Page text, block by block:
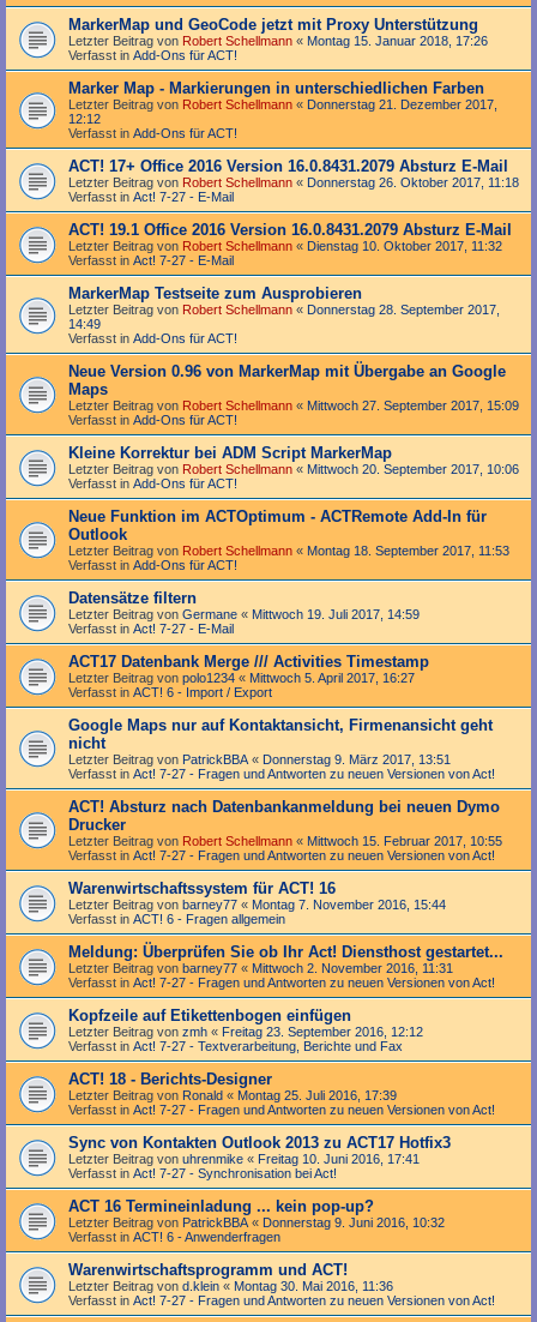
MarkerMap und GeoCode jetzt mit Proxy Unterstützung
Letzter Beitrag von Robert Schellmann « Montag 15. Januar 2018, 17:26
Verfasst in Add-Ons für ACT!
Marker Map - Markierungen in unterschiedlichen Farben
Letzter Beitrag von Robert Schellmann « Donnerstag 21. Dezember 2017,
12:12
Verfasst in Add-Ons für ACT!
ACT! 17+ Office 2016 Version 16.0.8431.2079 Absturz E-Mail
Letzter Beitrag von Robert Schellmann « Donnerstag 26. Oktober 2017, 11:18
Verfasst in Act! 7-27 - E-Mail
ACT! 19.1 Office 2016 Version 16.0.8431.2079 Absturz E-Mail
Letzter Beitrag von Robert Schellmann « Dienstag 10. Oktober 2017, 11:32
Verfasst in Act! 7-27 - E-Mail
MarkerMap Testseite zum Ausprobieren
Letzter Beitrag von Robert Schellmann « Donnerstag 28. September 2017,
14:49
Verfasst in Add-Ons für ACT!
Neue Version 0.96 von MarkerMap mit Übergabe an Google
Maps
Letzter Beitrag von Robert Schellmann « Mittwoch 27. September 2017, 15:09
Verfasst in Add-Ons für ACT!
Kleine Korrektur bei ADM Script MarkerMap
Letzter Beitrag von Robert Schellmann « Mittwoch 20. September 2017, 10:06
Verfasst in Add-Ons für ACT!
Neue Funktion im ACTOptimum - ACTRemote Add-In für
Outlook
Letzter Beitrag von Robert Schellmann « Montag 18. September 2017, 11:53
Verfasst in Add-Ons für ACT!
Datensätze filtern
Letzter Beitrag von Germane « Mittwoch 19. Juli 2017, 14:59
Verfasst in Act! 7-27 - E-Mail
ACT17 Datenbank Merge /// Activities Timestamp
Letzter Beitrag von polo1234 « Mittwoch 5. April 2017, 16:27
Verfasst in ACT! 6 - Import / Export
Google Maps nur auf Kontaktansicht, Firmenansicht geht
nicht
Letzter Beitrag von PatrickBBA « Donnerstag 9. März 2017, 13:51
Verfasst in Act! 7-27 - Fragen und Antworten zu neuen Versionen von Act!
ACT! Absturz nach Datenbankanmeldung bei neuen Dymo
Drucker
Letzter Beitrag von Robert Schellmann « Mittwoch 15. Februar 2017, 10:55
Verfasst in Act! 7-27 - Fragen und Antworten zu neuen Versionen von Act!
Warenwirtschaftssystem für ACT! 16
Letzter Beitrag von barney77 « Montag 7. November 2016, 15:44
Verfasst in ACT! 6 - Fragen allgemein
Meldung: Überprüfen Sie ob Ihr Act! Diensthost gestartet...
Letzter Beitrag von barney77 « Mittwoch 2. November 2016, 11:31
Verfasst in Act! 7-27 - Fragen und Antworten zu neuen Versionen von Act!
Kopfzeile auf Etikettenbogen einfügen
Letzter Beitrag von zmh « Freitag 23. September 2016, 12:12
Verfasst in Act! 7-27 - Text­­ver­arbei­tung, Berichte und Fax
ACT! 18 - Berichts-Designer
Letzter Beitrag von Ronald « Montag 25. Juli 2016, 17:39
Verfasst in Act! 7-27 - Fragen und Antworten zu neuen Versionen von Act!
Sync von Kontakten Outlook 2013 zu ACT17 Hotfix3
Letzter Beitrag von uhrenmike « Freitag 10. Juni 2016, 17:41
Verfasst in Act! 7-27 - Synchronisation bei Act!
ACT 16 Termineinladung ... kein pop-up?
Letzter Beitrag von PatrickBBA « Donnerstag 9. Juni 2016, 10:32
Verfasst in ACT! 6 - Anwender­fragen
Warenwirtschaftsprogramm und ACT!
Letzter Beitrag von d.klein « Montag 30. Mai 2016, 11:36
Verfasst in Act! 7-27 - Fragen und Antworten zu neuen Versionen von Act!